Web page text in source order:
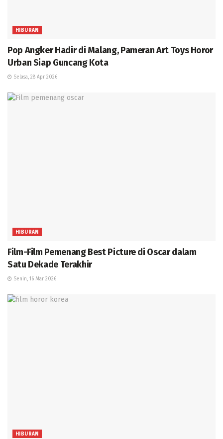
HIBURAN
Pop Angker Hadir di Malang, Pameran Art Toys Horor
Urban Siap Guncang Kota
Selasa, 28 Apr 2026
HIBURAN
Film-Film Pemenang Best Picture di Oscar dalam
Satu Dekade Terakhir
Senin, 16 Mar 2026
HIBURAN